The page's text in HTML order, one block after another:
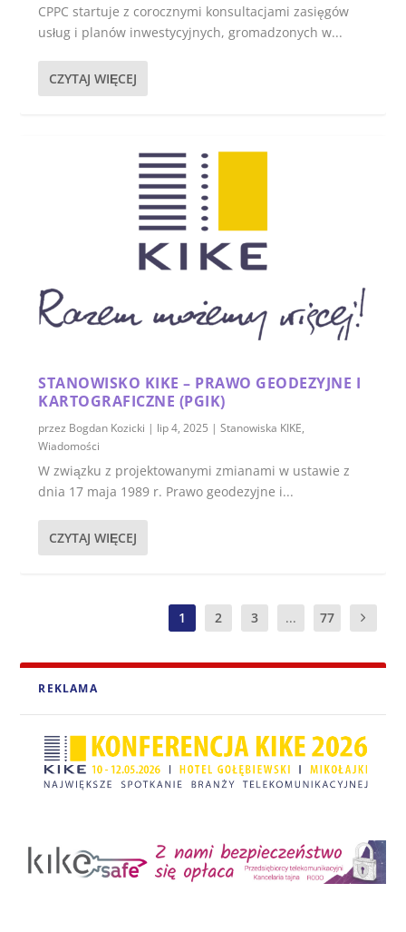
CPPC startuje z corocznymi konsultacjami zasięgów
usług i planów inwestycyjnych, gromadzonych w...
CZYTAJ WIĘCEJ
STANOWISKO KIKE – PRAWO GEODEZYJNE I
KARTOGRAFICZNE (PGIK)
przez Bogdan Kozicki | lip 4, 2025 |Stanowiska KIKE,
Wiadomości
W związku z projektowanymi zmianami w ustawie z
dnia 17 maja 1989 r. Prawo geodezyjne i...
CZYTAJ WIĘCEJ
1 2 3 ... 77
REKLAMA